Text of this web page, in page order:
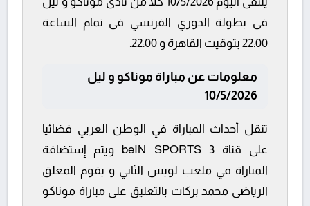
فى بطولة الدوري الفرنسي فى تمام الساعة
22:00 بتوقيت القاهرة و 22:00.
معلومات عن مباراة موناكو و ليل
10/5/2026
تنقل أحداث المباراة في الوطن العربي فضائيا
على قناة beIN SPORTS 3 ويتم إستضافة
المباراة في ملعب لويس الثاني و يقوم المعلق
الرياضى محمد بركات بالتعليق على مباراة موناكو